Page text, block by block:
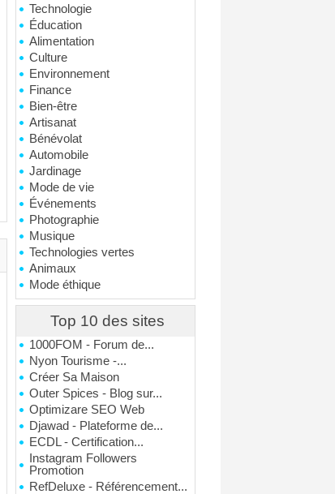
Technologie
Éducation
Alimentation
Culture
Environnement
Finance
Bien-être
Artisanat
Bénévolat
Automobile
Jardinage
Mode de vie
Événements
Photographie
Musique
Technologies vertes
Animaux
Mode éthique
Top 10 des sites
1000FOM - Forum de...
Nyon Tourisme -...
Créer Sa Maison
Outer Spices - Blog sur...
Optimizare SEO Web
Djawad - Plateforme de...
ECDL - Certification...
Instagram Followers
Promotion
RefDeluxe - Référencement...